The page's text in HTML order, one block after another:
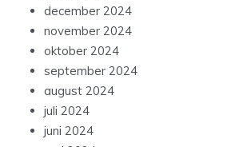
december 2024
november 2024
oktober 2024
september 2024
august 2024
juli 2024
juni 2024